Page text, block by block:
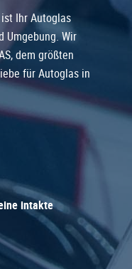
ist Ihr Autoglas
Umgebung. Wir
dem größten
für Autoglas in
intakte